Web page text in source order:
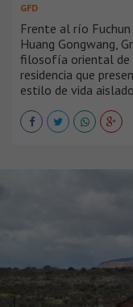
GFD
Frente al río
Huang Gongwang,
filosofía oriental de
residencia que
estilo de vida